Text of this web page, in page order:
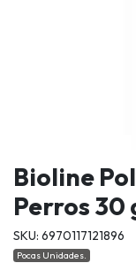
Bioline
Perros 30
SKU: 6970117121896
Pocas Unidades.